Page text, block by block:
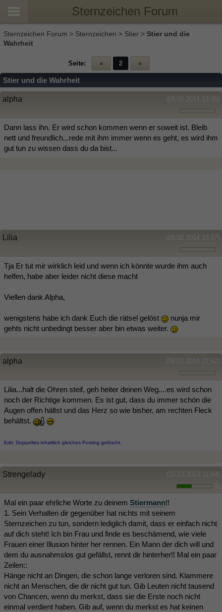
Sternzeichen Forum
Sternzeichen Forum > Sternzeichen > Stier > Stier und die
Wahrheit
Seite: « 2 »
Stier und die Wahrheit
(08.02.2014 13:36)
alpha
Dann lass ihn. Er wird schon kommen wenn er soweit ist. Bleib
nett und freundlich...rede mit ihm immer wenn es geht, es wird ihm
gut tun zu wissen dass du da bist...
(08.02.2014 13:37)
Lilia
Tja Er tut mir wirklich leid und wenn ich könnte wurde ihm auch
helfen, habe aber leider nicht diese macht
Viellen dank Alpha,
wenigstens habe ich dank Euch die rätsel gelöst
nunja mir
gehts nicht unbedingt besser aber bin etwas weiter.
(08.02.2014 22:52)
alpha
Lilia...halt die Ohren steif, geh heiter deinen Weg....es wird schon
noch der Richtige kommen. Es ist gut, dass du immer schön die
Augen offen hältst und das Herz so wie bisher, am rechten Fleck
behältst.
Edit: Doppeltes inhaltlich gleiches Posting gelöscht.
(10.03.2014 11:04)
Strengelady
Mal ein paar ehrliche Worte zu deinem Stiermann!!
1. Sein Verhalten dir gegenüber hat nichts mit seinem
Sternzeichen zu tun, sondern lediglich damit, dass er einfach nicht
auf dich steht! Ich bin Frau und finde es beschämend, wie viele
Frauen einer Illusion hinter her rennen. Ein Mann der dich will und
dem du ausnahmslos gut gefällst, rennt dir hinterher!! Mal ein paar
Zeilen::
Hänge nicht an Dingen, die schon lange verloren sind. Klammere
nicht an Menschen, die dir nicht gut tun. Gib Leuten nicht tausend
von Chancen, wenn du merkst, dass sie die Erste noch nicht
einmal verdient haben. Gib auf, wenn du merkst es hat keinen